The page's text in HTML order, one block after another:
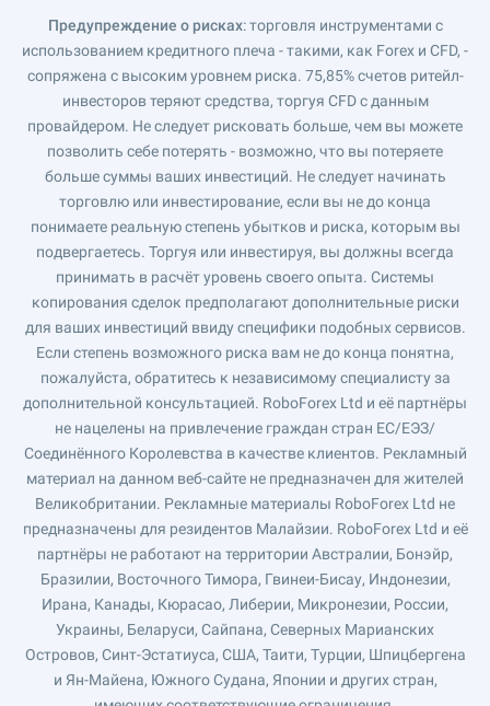
Предупреждение о рисках: торговля инструментами с
использованием кредитного плеча - такими, как Forex и CFD, -
сопряжена с высоким уровнем риска. 75,85% счетов ритейл-
инвесторов теряют средства, торгуя CFD с данным
провайдером. Не следует рисковать больше, чем вы можете
позволить себе потерять - возможно, что вы потеряете
больше суммы ваших инвестиций. Не следует начинать
торговлю или инвестирование, если вы не до конца
понимаете реальную степень убытков и риска, которым вы
подвергаетесь. Торгуя или инвестируя, вы должны всегда
принимать в расчёт уровень своего опыта. Системы
копирования сделок предполагают дополнительные риски
для ваших инвестиций ввиду специфики подобных сервисов.
Если степень возможного риска вам не до конца понятна,
пожалуйста, обратитесь к независимому специалисту за
дополнительной консультацией. RoboForex Ltd и её партнёры
не нацелены на привлечение граждан стран ЕС/ЕЭЗ/
Соединённого Королевства в качестве клиентов. Рекламный
материал на данном веб-сайте не предназначен для жителей
Великобритании. Рекламные материалы RoboForex Ltd не
предназначены для резидентов Малайзии. RoboForex Ltd и её
партнёры не работают на территории Австралии, Бонэйр,
Бразилии, Восточного Тимора, Гвинеи-Бисау, Индонезии,
Ирана, Канады, Кюрасао, Либерии, Микронезии, России,
Украины, Беларуси, Сайпана, Северных Марианских
Островов, Синт-Эстатиуса, США, Таити, Турции, Шпицбергена
и Ян-Майена, Южного Судана, Японии и других стран,